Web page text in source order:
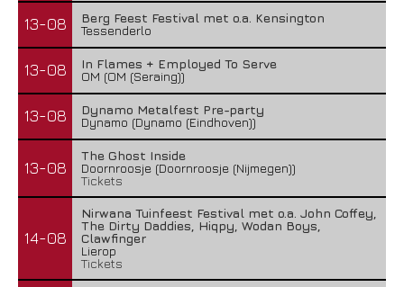
13-08
Berg Feest Festival met o.a. Kensington
Tessenderlo
13-08
In Flames + Employed To Serve
OM (OM (Seraing))
13-08
Dynamo Metalfest Pre-party
Dynamo (Dynamo (Eindhoven))
13-08
The Ghost Inside
Doornroosje (Doornroosje (Nijmegen))
Tickets
14-08
Nirwana Tuinfeest Festival met o.a. John Coffey,
The Dirty Daddies, Hiqpy, Wodan Boys,
Clawfinger
Lierop
Tickets